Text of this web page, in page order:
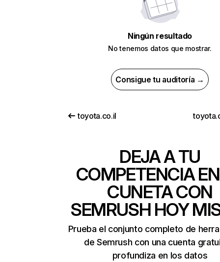
Ningún resultado
No tenemos datos que mostrar.
Consigue tu auditoría →
toyota.co.il
DEJA A TU
COMPETENCIA
CUNETA CON
SEMRUSH HOY
Prueba el conjunto completo de
de Semrush con una cuenta
profundiza en los datos